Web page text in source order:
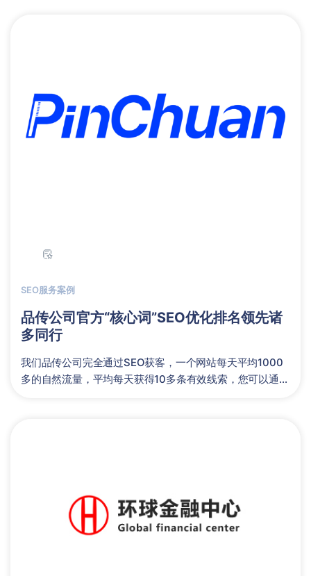
SEO服务案例
品传公司官方“核心词”SEO优化排名领先诸
多同行
我们品传公司完全通过SEO获客，一个网站每天平均1000
多的自然流量，平均每天获得10多条有效线索，您可以通过